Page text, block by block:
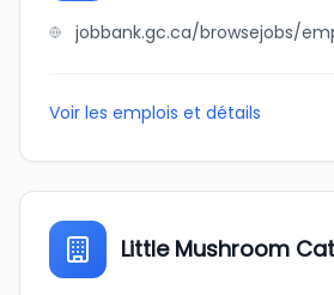
Voir les emplois et détails
Little Mushroom